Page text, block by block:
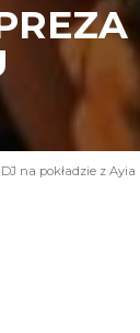
na pokładzie z